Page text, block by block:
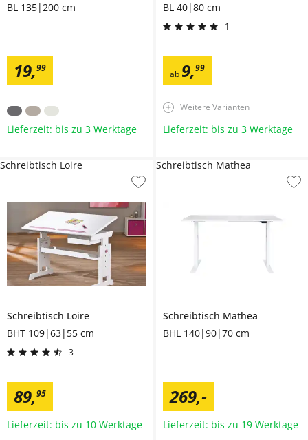
BL 135|200 cm
19,99
Lieferzeit: bis zu 3 Werktage
BL 40|80 cm
1
ab 9,99
Weitere Varianten
Lieferzeit: bis zu 3 Werktage
Schreibtisch Loire
BHT 109|63|55 cm
3
89,95
Schreibtisch Loire
Lieferzeit: bis zu 10 Werktage
Schreibtisch Mathea
BHL 140|90|70 cm
269,-
Schreibtisch Mathea
Lieferzeit: bis zu 19 Werktage